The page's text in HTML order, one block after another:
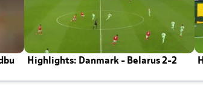
Highlights: Danmark - Belarus 2-2